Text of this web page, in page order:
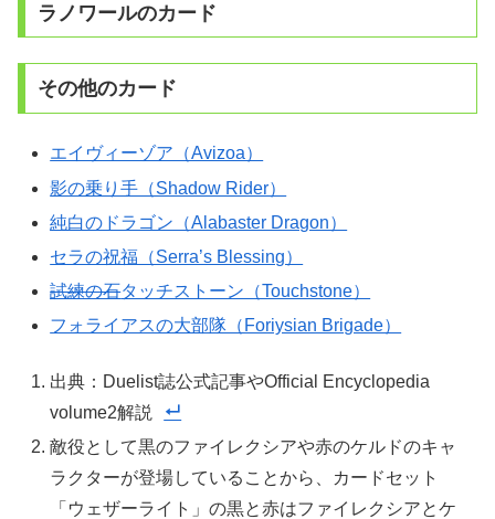
ラノワールのカード
その他のカード
エイヴィーゾア（Avizoa）
影の乗り手（Shadow Rider）
純白のドラゴン（Alabaster Dragon）
セラの祝福（Serra’s Blessing）
試練の石タッチストーン（Touchstone）
フォライアスの大部隊（Foriysian Brigade）
出典：Duelist誌公式記事やOfficial Encyclopedia
volume2解説
敵役として黒のファイレクシアや赤のケルドのキャ
ラクターが登場していることから、カードセット
「ウェザーライト」の黒と赤はファイレクシアとケ